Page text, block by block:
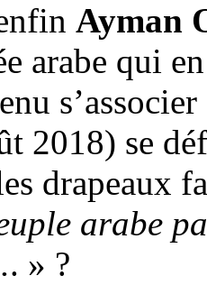
Ayman
arabe qui
2018) se
drapeaux
arabe
. » ?